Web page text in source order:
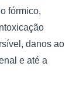
fórmico,
danos ao
e até a